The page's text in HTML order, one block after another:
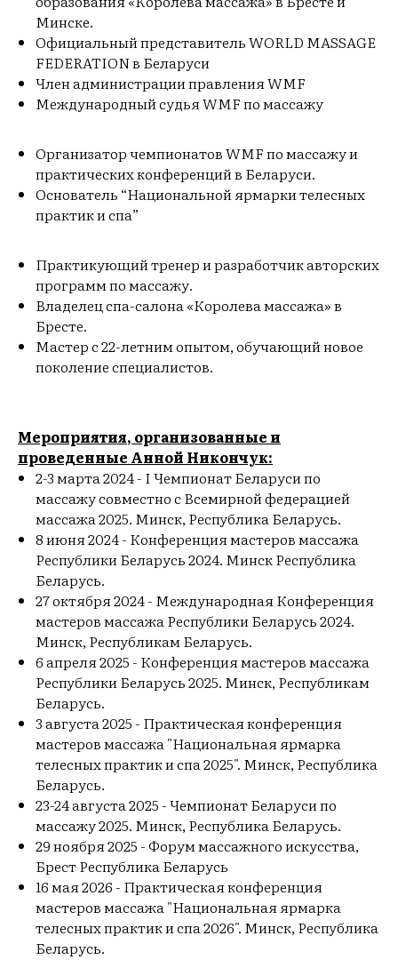
Минске.
Официальный представитель WORLD MASSAGE
FEDERATION в Беларуси
Член администрации правления WMF
Международный судья WMF по массажу
Организатор чемпионатов WMF по массажу и
практических конференций в Беларуси.
Основатель “Национальной ярмарки телесных
практик и спа”
Практикующий тренер и разработчик авторских
программ по массажу.
Владелец спа-салона «Королева массажа» в
Бресте.
Мастер с 22-летним опытом, обучающий новое
поколение специалистов.
Мероприятия, организованные и
проведенные Анной Никончук:
2-3 марта 2024 - I Чемпионат Беларуси по
массажу совместно с Всемирной федерацией
массажа 2025. Минск, Республика Беларусь.
8 июня 2024 - Конференция мастеров массажа
Республики Беларусь 2024. Минск Республика
Беларусь.
27 октября 2024 - Международная Конференция
мастеров массажа Республики Беларусь 2024.
Минск, Республикам Беларусь.
6 апреля 2025 - Конференция мастеров массажа
Республики Беларусь 2025. Минск, Республикам
Беларусь.
3 августа 2025 - Практическая конференция
мастеров массажа "Национальная ярмарка
телесных практик и спа 2025". Минск, Республика
Беларусь.
23-24 августа 2025 - Чемпионат Беларуси по
массажу 2025. Минск, Республика Беларусь.
29 ноября 2025 - Форум массажного искусства,
Брест Республика Беларусь
16 мая 2026 - Практическая конференция
мастеров массажа "Национальная ярмарка
телесных практик и спа 2026". Минск, Республика
Беларусь.